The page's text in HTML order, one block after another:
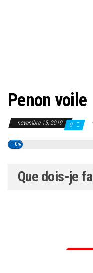
Penon voile
novembre 15, 2019 0
0%
Que dois-je